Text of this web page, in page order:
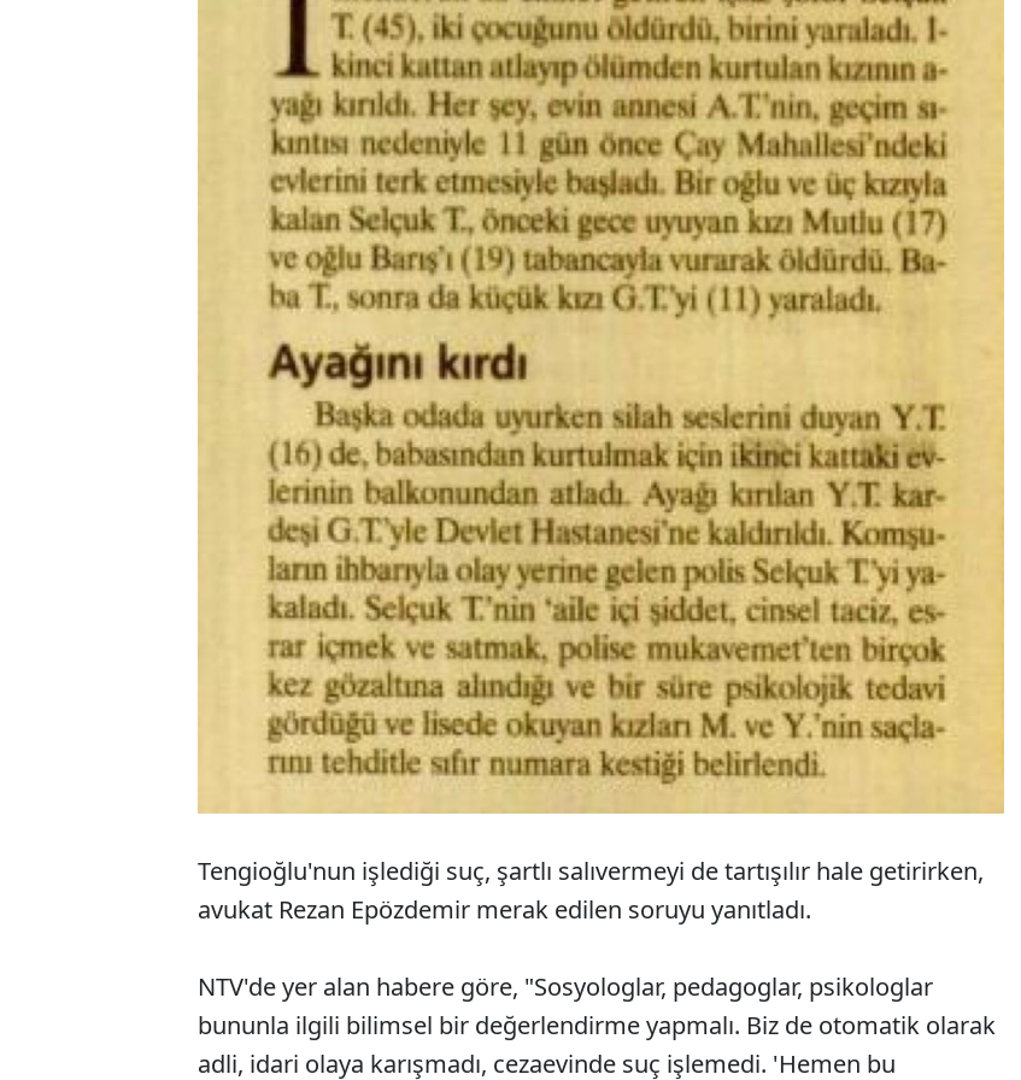
Tengioğlu'nun işlediği suç, şartlı salıvermeyi de tartışılır hale getirirken,
avukat Rezan Epözdemir merak edilen soruyu yanıtladı.
NTV'de yer alan habere göre, "Sosyologlar, pedagoglar, psikologlar
bununla ilgili bilimsel bir değerlendirme yapmalı. Biz de otomatik olarak
adli, idari olaya karışmadı, cezaevinde suç işlemedi. 'Hemen bu